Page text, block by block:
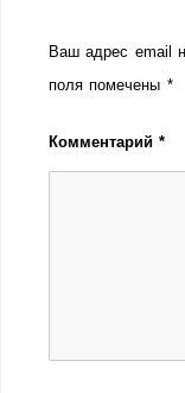
Ваш адрес email
поля помечены *
Комментарий*